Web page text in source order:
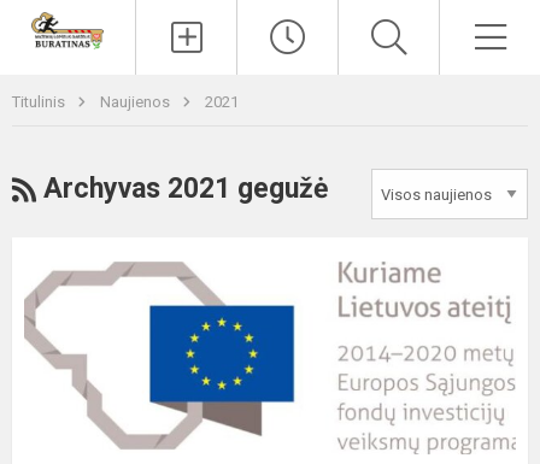
Titulinis Naujienos 2021
RSS
Archyvas 2021 gegužė
Veiklos
kokybės
įsivertinimas
darželis
,,Buratinas”